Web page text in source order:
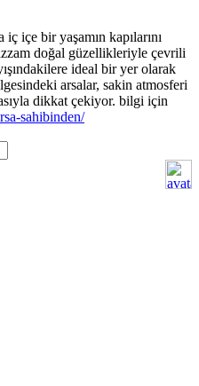
içe bir yaşamın kapılarını
doğal güzellikleriyle çevrili
ideal bir yer olarak
arsalar, sakin atmosferi
dikkat çekiyor. bilgi için
sahibinden/